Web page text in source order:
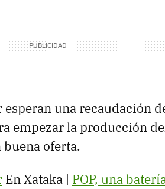
una recaudación
empezar la producción
buena oferta.
En Xataka | POP, una